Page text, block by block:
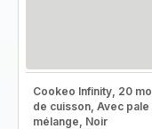
Cookeo Infinity, 20
de cuisson, Avec pale
mélange, Noir